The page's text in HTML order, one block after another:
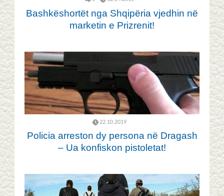
Bashkëshortët nga Shqipëria vjedhin në
marketin e Prizrenit!
22.10.2019
Policia arreston dy persona në Dragash
– Ua konfiskon pistoletat!